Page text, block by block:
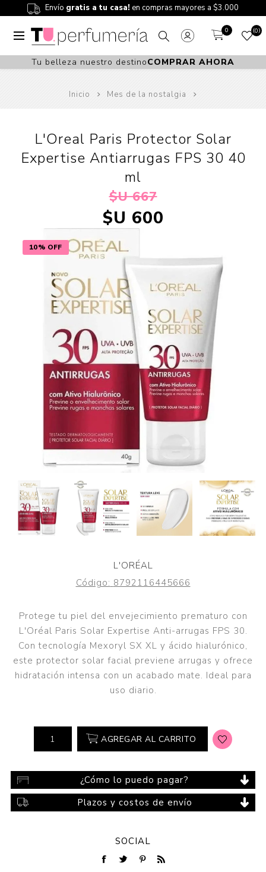
Envío gratis a tu casa! en compras mayores a $3.000
0 0
Tu belleza nuestro destinoCOMPRAR AHORA
Inicio Mes de la nostalgia
10% OFF
L'Oreal Paris Protector Solar
Expertise Antiarrugas FPS 30 40
ml
$U 667
$U 600
L'ORÉAL
Código: 8792116445666
Protege tu piel del envejecimiento prematuro con
L'Oréal Paris Solar Expertise Anti-arrugas FPS 30.
Con tecnología Mexoryl SX XL y ácido hialurónico,
este protector solar facial previene arrugas y ofrece
hidratación intensa con un acabado mate. Ideal para
uso diario.
AGREGAR AL CARRITO
¿Cómo lo puedo pagar?
Plazos y costos de envío
SOCIAL